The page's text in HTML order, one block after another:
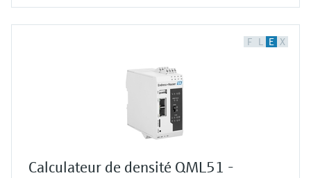
F L E X
Calculateur de densité QML51 -